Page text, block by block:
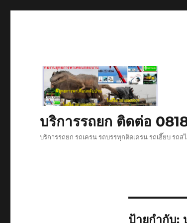
บริการรถยก ติดต่อ
บริการรถยก รถเครน รถบรรทุกติดเครน รถเฮี๊ยบ รถ
ป้ายกำกับ: